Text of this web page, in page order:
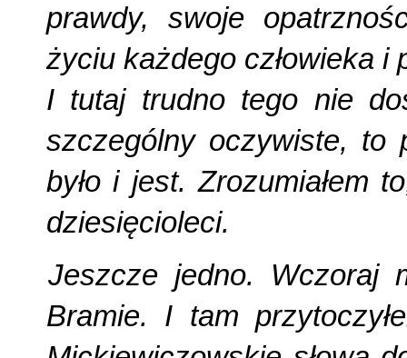
prawdy, swoje
życiu każdego człowieka i
I tutaj trudno tego nie
szczególny oczywiste, to
było i jest. Zrozumiałem
dziesięcioleci.
Jeszcze jedno. Wczoraj
Bramie. I tam